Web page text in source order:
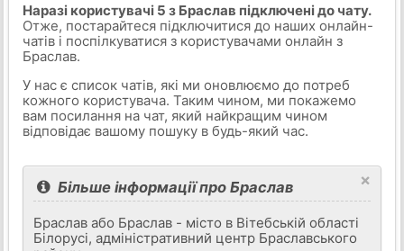
Наразі користувачі 5 з Браслав підключені до чату.
Отже, постарайтеся підключитися до наших онлайн-
чатів і поспілкуватися з користувачами онлайн з
Браслав.
У нас є список чатів, які ми оновлюємо до потреб
кожного користувача. Таким чином, ми покажемо
вам посилання на чат, який найкращим чином
відповідає вашому пошуку в будь-який час.
×
Більше інформації про Браслав
Браслав або Браслав - місто в Вітебській області
Білорусі, адміністративний центр Браславського